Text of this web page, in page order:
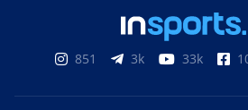
851 3k 33k